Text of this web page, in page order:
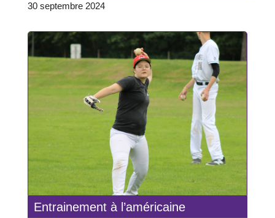
30 septembre 2024
Entrainement à l’américaine